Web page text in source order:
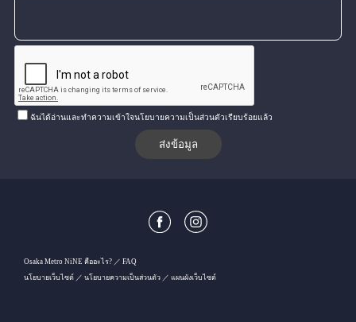
ฉันได้อ่านและทำความเข้าใจนโยบายความเป็นส่วนตัวเรียบร้อยแล้ว
Osaka Metro NiNE คืออะไร?
FAQ
นโยบายเว็บไซต์
นโยบายความเป็นส่วนตัว แผนผังเว็บไซต์